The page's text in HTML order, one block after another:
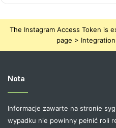
The Instagram Access Token is
page >
Nota
Informacje zawarte na stronie
wypadku nie powinny pełnić roli